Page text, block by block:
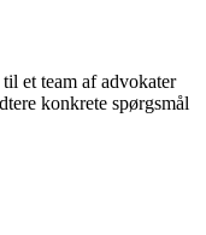
et team af advokater
konkrete spørgsmål